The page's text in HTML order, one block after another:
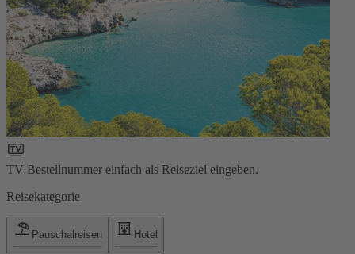
TV-Bestellnummer einfach als Reiseziel eingeben.
Reisekategorie
Pauschalreisen Hotel